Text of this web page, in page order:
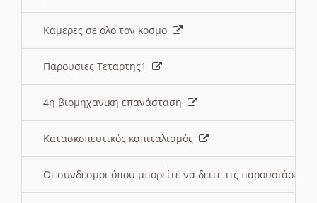
Καμερες σε ολο τον κοσμο
Παρουσιες Τεταρτης1
4η βιομηχανικη επανάσταση
Κατασκοπευτικός καπιταλισμός
Οι σύνδεσμοι όπου μπορείτε να δειτε τις παρουσιάσεις